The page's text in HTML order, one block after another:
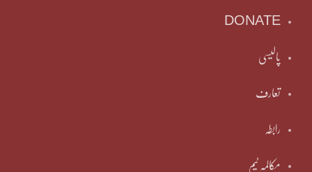
DONATE
پالیسی
تعارف
رابطہ
مکالمہ ٹیم